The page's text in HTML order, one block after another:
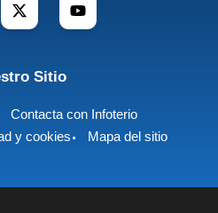
Sitio
Contacta con Infoterio
y cookies
Mapa del sitio